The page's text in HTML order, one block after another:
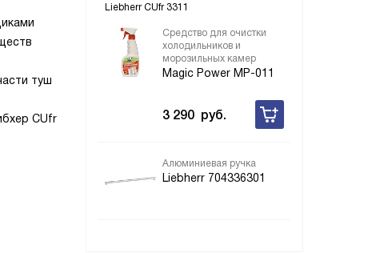
Liebherr CUfr 3311
Средство для очистки
холодильников и
морозильных камер
Magic Power MP-011
3 290 руб.
Алюминиевая ручка
Liebherr 704336301
туш
CUfr